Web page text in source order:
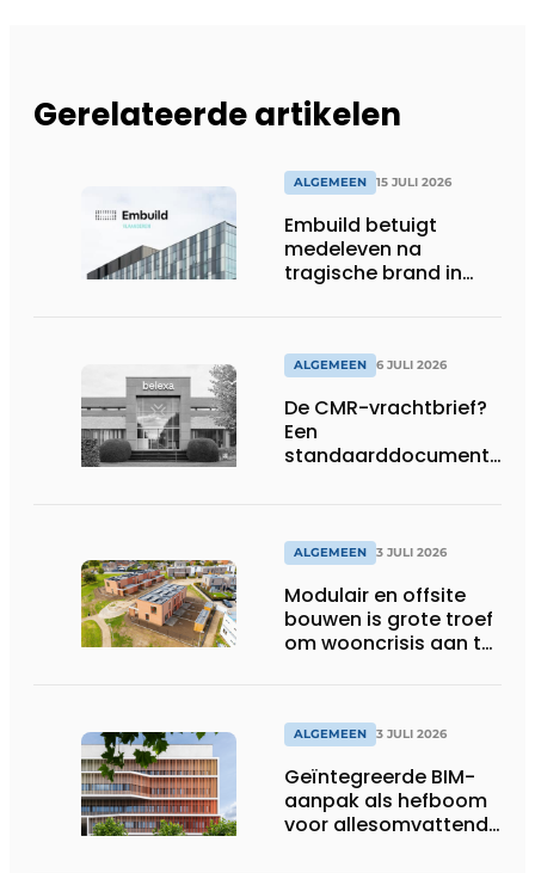
Gerelateerde artikelen
ALGEMEEN 15 JULI 2026
Embuild betuigt
medeleven na
tragische brand in
ALGEMEEN 6 JULI 2026
De CMR-vrachtbrief?
Een
standaarddocument
ALGEMEEN 3 JULI 2026
Modulair en offsite
bouwen is grote troef
om wooncrisis aan te
ALGEMEEN 3 JULI 2026
Geïntegreerde BIM-
aanpak als hefboom
voor allesomvattende